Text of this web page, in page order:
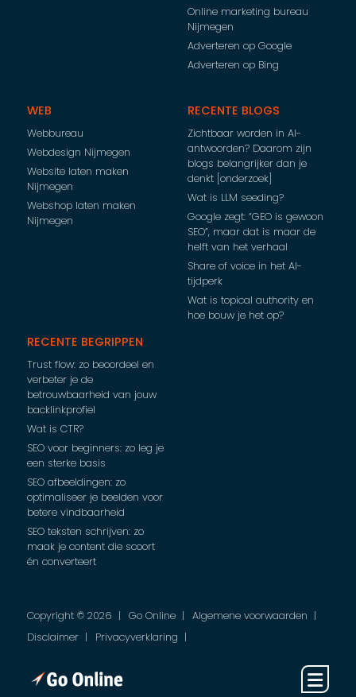
Online marketing bureau
Nijmegen
Adverteren op Google
Adverteren op Bing
WEB
Webbureau
Webdesign Nijmegen
Website laten maken
Nijmegen
Webshop laten maken
Nijmegen
RECENTE BLOGS
Zichtbaar worden in AI-
antwoorden? Daarom zijn
blogs belangrijker dan je
denkt [onderzoek]
Wat is LLM seeding?
Google zegt: “GEO is gewoon
SEO”, maar dat is maar de
helft van het verhaal
Share of voice in het AI-
tijdperk
Wat is topical authority en
hoe bouw je het op?
RECENTE BEGRIPPEN
Trust flow: zo beoordeel en
verbeter je de
betrouwbaarheid van jouw
backlinkprofiel
Wat is CTR?
SEO voor beginners: zo leg je
een sterke basis
SEO afbeeldingen: zo
optimaliseer je beelden voor
betere vindbaarheid
SEO teksten schrijven: zo
maak je content die scoort
én converteert
Copyright © 2026 Go Online
Algemene voorwaarden
Disclaimer
Privacyverklaring